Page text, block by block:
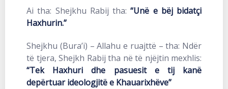
Ai tha: Shejkhu Rabij tha:“Unë e bëj bidatçi
Haxhurin.”
Shejkhu (Bura’i) – Allahu e ruajttë – tha: Ndër
të tjera, Shejkh Rabij tha në të njëjtin mexhlis:
“Tek Haxhuri dhe pasuesit e tij kanë
depërtuar ideologjitë e Khauarixhëve”